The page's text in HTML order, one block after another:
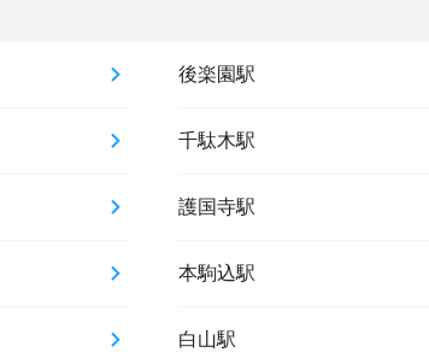
後楽園駅
千駄木駅
護国寺駅
本駒込駅
白山駅